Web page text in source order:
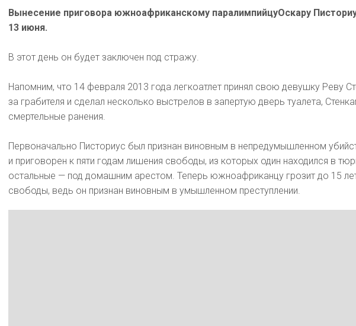
Вынесение приговора южноафриканскому паралимпийцуОскару
13 июня.
В этот день он будет заключен под стражу.
Напомним, что 14 февраля 2013 года легкоатлет принял свою девушку Реву
за грабителя и сделал несколько выстрелов в запертую дверь туалета,
смертельные ранения.
Первоначально Писториус был признан виновным в непредумышленном
и приговорен к пяти годам лишения свободы, из которых один находился в
остальные — под домашним арестом. Теперь южноафриканцу грозит до 15
свободы, ведь он признан виновным в умышленном преступлении.